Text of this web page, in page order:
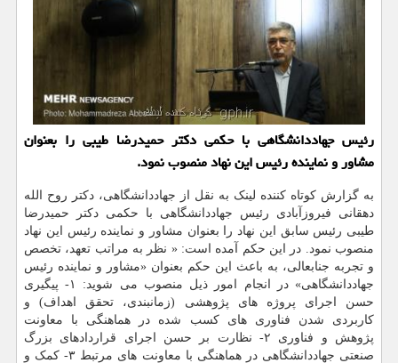
رئیس جهاددانشگاهی با حکمی دکتر حمیدرضا طیبی را بعنوان
مشاور و نماینده رئیس این نهاد منصوب نمود.
به گزارش کوتاه کننده لینک به نقل از جهاددانشگاهی، دکتر روح الله
دهقانی فیروزآبادی رئیس جهاددانشگاهی با حکمی دکتر حمیدرضا
طیبی رئیس سابق این نهاد را بعنوان مشاور و نماینده رئیس این نهاد
منصوب نمود. در این حکم آمده است: « نظر به مراتب تعهد، تخصص
و تجربه جنابعالی، به باعث این حکم بعنوان «مشاور و نماینده رئیس
جهاددانشگاهی» در انجام امور ذیل منصوب می شوید: ۱- پیگیری
حسن اجرای پروژه های پژوهشی (زمانبندی، تحقق اهداف) و
کاربردی شدن فناوری های کسب شده در هماهنگی با معاونت
پژوهش و فناوری ۲- نظارت بر حسن اجرای قراردادهای بزرگ
صنعتی جهاددانشگاهی در هماهنگی با معاونت های مرتبط ۳- کمک و